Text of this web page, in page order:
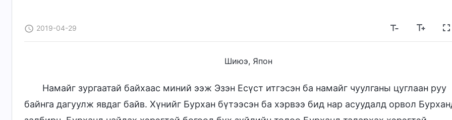
2019-04-29
Шиюэ, Япон
Намайг зургаатай байхаас миний ээж Эзэн Есүст итгэсэн ба намайг чуулганы цуглаан руу
байнга дагуулж явдаг байв. Хүнийг Бурхан бүтээсэн ба хэрвээ бид нар асуудалд орвол